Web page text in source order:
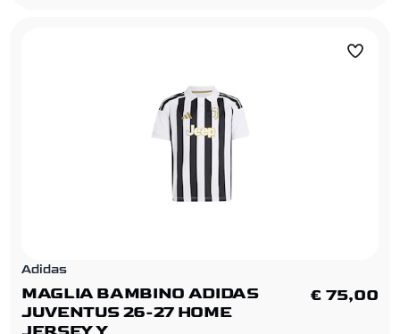
Adidas
MAGLIA BAMBINO ADIDAS
JUVENTUS 26-27 HOME
€ 75,00